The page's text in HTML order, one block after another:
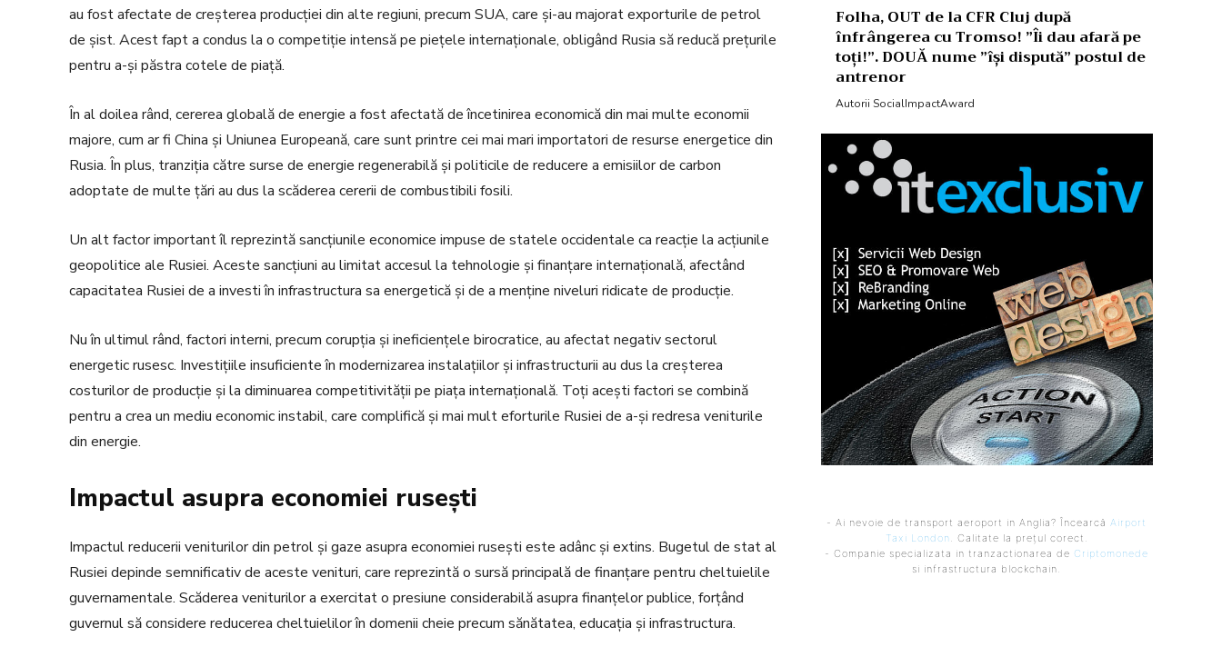
au fost afectate de creșterea producției din alte regiuni, precum SUA, care și-au majorat exporturile de petrol
de șist. Acest fapt a condus la o competiție intensă pe piețele internaționale, obligând Rusia să reducă prețurile
pentru a-și păstra cotele de piață.
În al doilea rând, cererea globală de energie a fost afectată de încetinirea economică din mai multe economii
majore, cum ar fi China și Uniunea Europeană, care sunt printre cei mai mari importatori de resurse energetice din
Rusia. În plus, tranziția către surse de energie regenerabilă și politicile de reducere a emisiilor de carbon
adoptate de multe țări au dus la scăderea cererii de combustibili fosili.
Un alt factor important îl reprezintă sancțiunile economice impuse de statele occidentale ca reacție la acțiunile
geopolitice ale Rusiei. Aceste sancțiuni au limitat accesul la tehnologie și finanțare internațională, afectând
capacitatea Rusiei de a investi în infrastructura sa energetică și de a menține niveluri ridicate de producție.
Nu în ultimul rând, factori interni, precum corupția și ineficiențele birocratice, au afectat negativ sectorul
energetic rusesc. Investițiile insuficiente în modernizarea instalațiilor și infrastructurii au dus la creșterea
costurilor de producție și la diminuarea competitivității pe piața internațională. Toți acești factori se combină
pentru a crea un mediu economic instabil, care complifică și mai mult eforturile Rusiei de a-și redresa veniturile
din energie.
Impactul asupra economiei rusești
Impactul reducerii veniturilor din petrol și gaze asupra economiei rusești este adânc și extins. Bugetul de stat al
Rusiei depinde semnificativ de aceste venituri, care reprezintă o sursă principală de finanțare pentru cheltuielile
guvernamentale. Scăderea veniturilor a exercitat o presiune considerabilă asupra finanțelor publice, forțând
guvernul să considere reducerea cheltuielilor în domenii cheie precum sănătatea, educația și infrastructura.
Folha, OUT de la CFR Cluj după
înfrângerea cu Tromso! ”Îi dau afară pe
toți!”. DOUĂ nume ”își dispută” postul de
antrenor
Autorii SocialImpactAward
- Ai nevoie de transport aeroport in Anglia? ÎncearcăAirport
Taxi London. Calitate la prețul corect.
- Companie specializata in tranzactionarea deCriptomonede
si infrastructura blockchain.